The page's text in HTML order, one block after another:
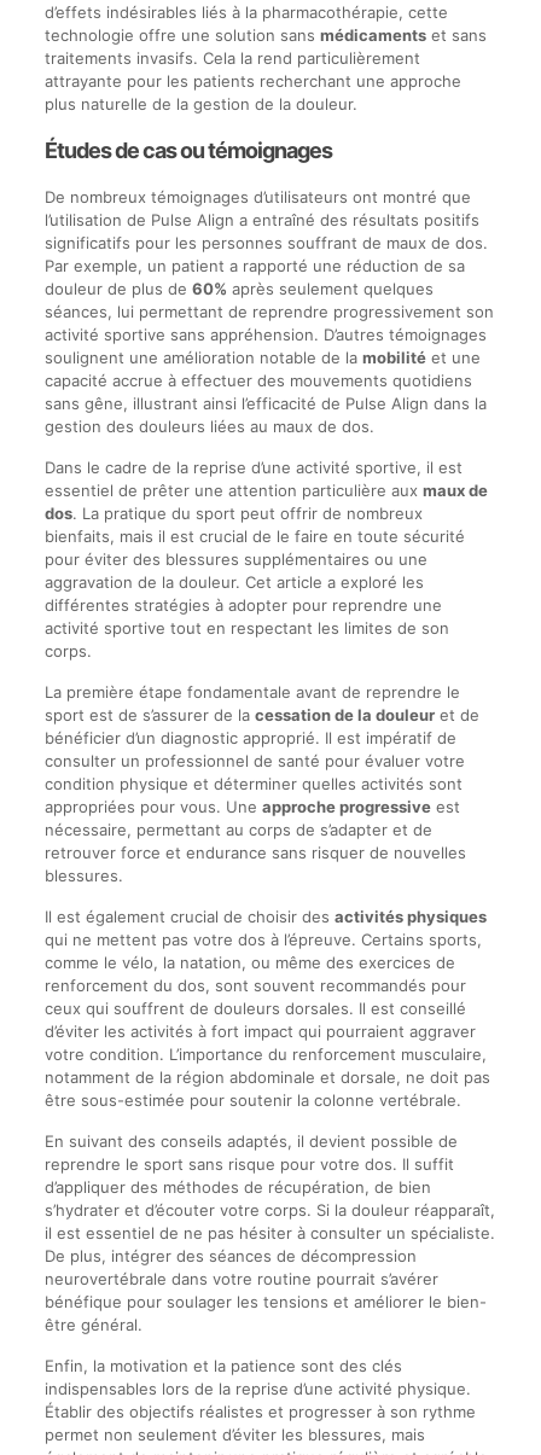
d’effets indésirables liés à la pharmacothérapie, cette
technologie offre une solution sans médicamentset sans
traitements invasifs. Cela la rend particulièrement
attrayante pour les patients recherchant une approche
plus naturelle de la gestion de la douleur.
Études de cas ou témoignages
De nombreux témoignages d’utilisateurs ont montré que
l’utilisation de Pulse Align a entraîné des résultats positifs
significatifs pour les personnes souffrant de maux de dos.
Par exemple, un patient a rapporté une réduction de sa
douleur de plus de 60% après seulement quelques
séances, lui permettant de reprendre progressivement son
activité sportive sans appréhension. D’autres témoignages
soulignent une amélioration notable de la mobilitéet une
capacité accrue à effectuer des mouvements quotidiens
sans gêne, illustrant ainsi l’efficacité de Pulse Align dans la
gestion des douleurs liées au maux de dos.
Dans le cadre de la reprise d’une activité sportive, il est
essentiel de prêter une attention particulière aux maux de
dos. La pratique du sport peut offrir de nombreux
bienfaits, mais il est crucial de le faire en toute sécurité
pour éviter des blessures supplémentaires ou une
aggravation de la douleur. Cet article a exploré les
différentes stratégies à adopter pour reprendre une
activité sportive tout en respectant les limites de son
corps.
La première étape fondamentale avant de reprendre le
sport est de s’assurer de la cessation de la douleuret de
bénéficier d’un diagnostic approprié. Il est impératif de
consulter un professionnel de santé pour évaluer votre
condition physique et déterminer quelles activités sont
appropriées pour vous. Une approche progressiveest
nécessaire, permettant au corps de s’adapter et de
retrouver force et endurance sans risquer de nouvelles
blessures.
Il est également crucial de choisir des activités physiques
qui ne mettent pas votre dos à l’épreuve. Certains sports,
comme le vélo, la natation, ou même des exercices de
renforcement du dos, sont souvent recommandés pour
ceux qui souffrent de douleurs dorsales. Il est conseillé
d’éviter les activités à fort impact qui pourraient aggraver
votre condition. L’importance du renforcement musculaire,
notamment de la région abdominale et dorsale, ne doit pas
être sous-estimée pour soutenir la colonne vertébrale.
En suivant des conseils adaptés, il devient possible de
reprendre le sport sans risque pour votre dos. Il suffit
d’appliquer des méthodes de récupération, de bien
s’hydrater et d’écouter votre corps. Si la douleur réapparaît,
il est essentiel de ne pas hésiter à consulter un spécialiste.
De plus, intégrer des séances de décompression
neurovertébrale dans votre routine pourrait s’avérer
bénéfique pour soulager les tensions et améliorer le bien-
être général.
Enfin, la motivation et la patience sont des clés
indispensables lors de la reprise d’une activité physique.
Établir des objectifs réalistes et progresser à son rythme
permet non seulement d’éviter les blessures, mais